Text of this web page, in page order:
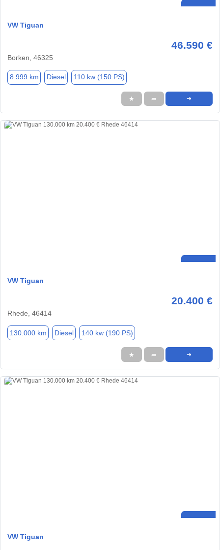
VW Tiguan
46.590 €
Borken, 46325
8.999 km Diesel 110 kw (150 PS)
★ ➦ ➜
VW Tiguan
20.400 €
Rhede, 46414
130.000 km Diesel 140 kw (190 PS)
★ ➦ ➜
VW Tiguan